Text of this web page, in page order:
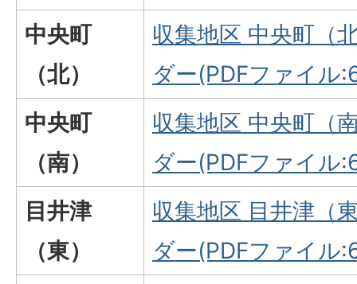
中央町
（北）
収集地区 中央町（
ダー(PDFファイル
中央町
（南）
収集地区 中央町（
ダー(PDFファイル
目井津
（東）
収集地区 目井津（
ダー(PDFファイル